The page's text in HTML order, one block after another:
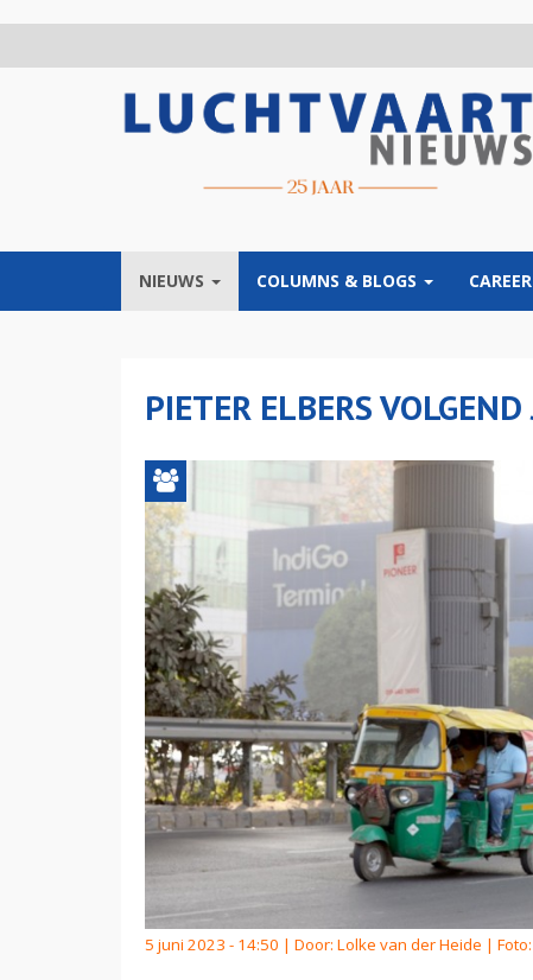
NIEUWS COLUMNS & BLOGS
PIETER ELBERS
5 juni 2023 - 14:50 | Door: Lolke van der Heide |